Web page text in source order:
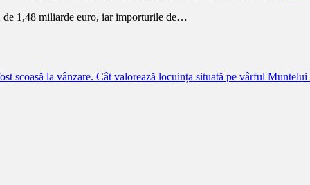
1,48 miliarde euro, iar importurile de…
scoasă la vânzare. Cât valorează locuința situată pe vârful